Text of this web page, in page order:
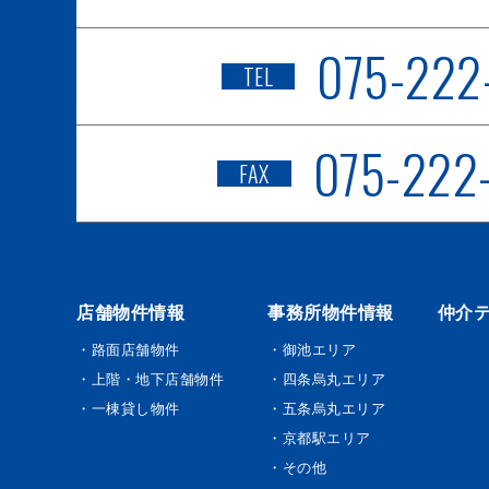
TEL 075-
FAX 075-
店舗物件情報
・路面店舗物件
・上階・地下店舗物件
・一棟貸し物件
事務所物件情報
・御池エリア
・四条烏丸エリア
・五条烏丸エリア
・京都駅エリア
・その他
仲介